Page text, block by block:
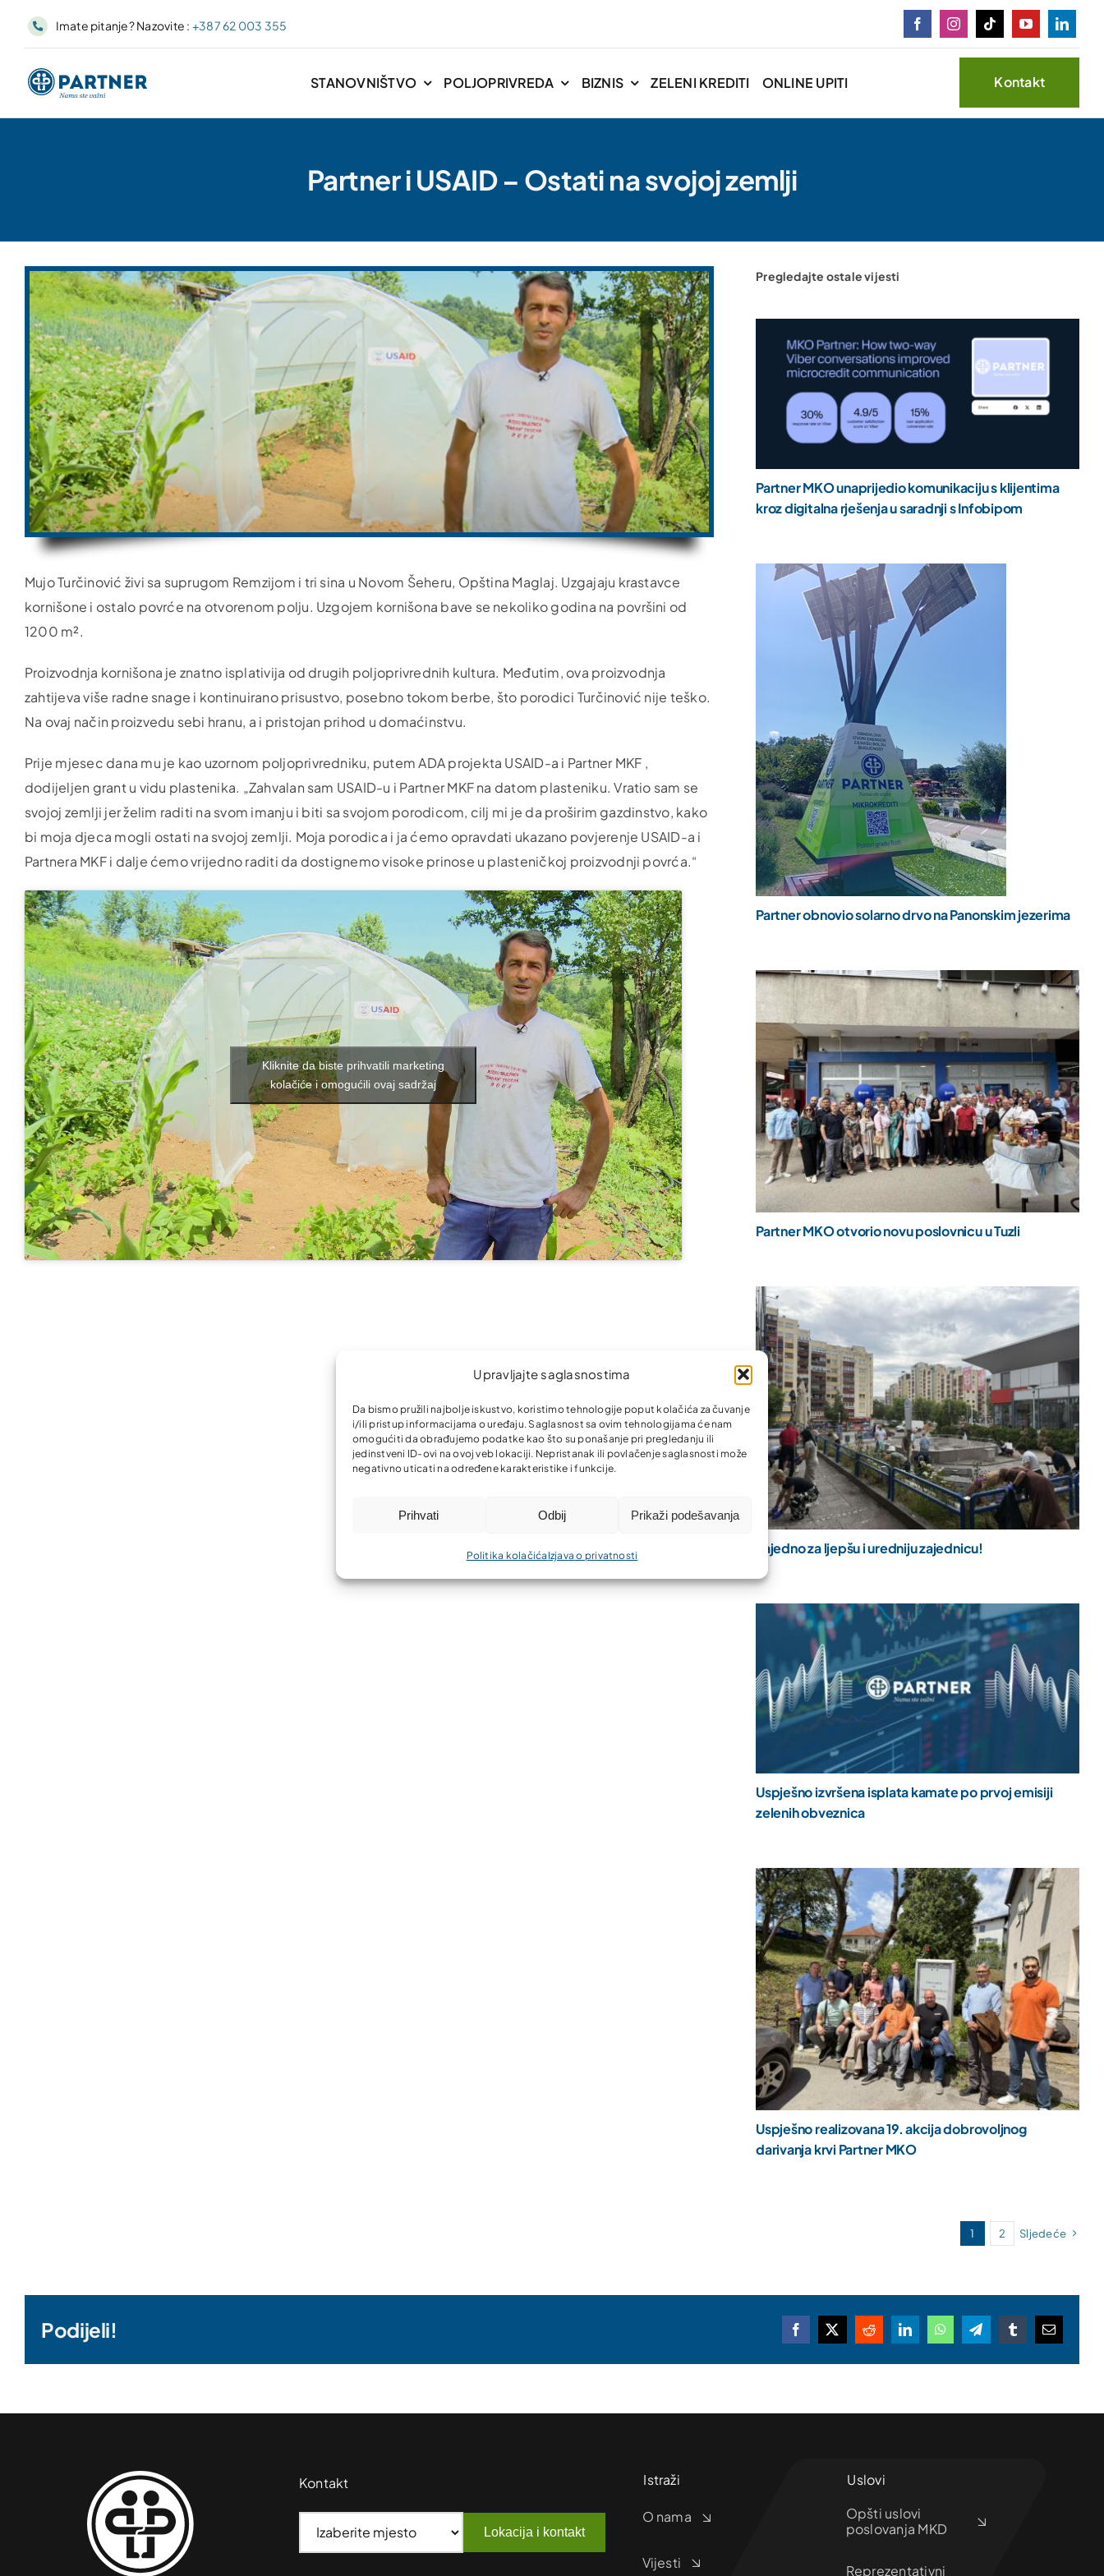
Upravljajte saglasnostima
Da bismo pružili najbolje iskustvo, koristimo tehnologije poput kolačića za čuvanje
i/ili pristup informacijama o uređaju. Saglasnost sa ovim tehnologijama će nam
omogućiti da obrađujemo podatke kao što su ponašanje pri pregledanju ili
jedinstveni ID-ovi na ovoj veb lokaciji. Nepristanak ili povlačenje saglasnosti može
negativno uticati na određene karakteristike i funkcije.
Prihvati Odbij Prikaži podešavanja
Politika kolačića Izjava o privatnosti
Imate pitanje? Nazovite : +387 62 003 355
STANOVNIŠTVO POLJOPRIVREDA BIZNIS ZELENI KREDITI ONLINE UPITI Kontakt
Partner i USAID – Ostati na svojoj zemlji
Mujo Turčinović živi sa suprugom Remzijom i tri sina u Novom Šeheru, Opština Maglaj. Uzgajaju krastavce
kornišone i ostalo povrće na otvorenom polju. Uzgojem kornišona bave se nekoliko godina na površini od
1200 m².
Proizvodnja kornišona je znatno isplativija od drugih poljoprivrednih kultura. Međutim, ova proizvodnja
zahtijeva više radne snage i kontinuirano prisustvo, posebno tokom berbe, što porodici Turčinović nije teško.
Na ovaj način proizvedu sebi hranu, a i pristojan prihod u domaćinstvu.
Prije mjesec dana mu je kao uzornom poljoprivredniku, putem ADA projekta USAID-a i Partner MKF ,
dodijeljen grant u vidu plastenika. „Zahvalan sam USAID-u i Partner MKF na datom plasteniku. Vratio sam se
svojoj zemlji jer želim raditi na svom imanju i biti sa svojom porodicom, cilj mi je da proširim gazdinstvo, kako
bi moja djeca mogli ostati na svojoj zemlji. Moja porodica i ja ćemo opravdati ukazano povjerenje USAID-a i
Partnera MKF i dalje ćemo vrijedno raditi da dostignemo visoke prinose u plasteničkoj proizvodnji povrća.“
Kliknite da biste prihvatili marketing
kolačiće i omogućili ovaj sadržaj
Pregledajte ostale vijesti
Partner MKO unaprijedio komunikaciju s klijentima
kroz digitalna rješenja u saradnji s Infobipom
Partner obnovio solarno drvo na Panonskim jezerima
Partner MKO otvorio novu poslovnicu u Tuzli
Zajedno za ljepšu i uredniju zajednicu!
Uspješno izvršena isplata kamate po prvoj emisiji
zelenih obveznica
Uspješno realizovana 19. akcija dobrovoljnog
darivanja krvi Partner MKO
1 2 Sljedeće
Podijeli! Facebook
X RedditLinkedInWhatsAppTelegramTumblrEmail
Kontakt
Lokacija i kontakt
Istraži
O nama
Vijesti
Uslovi
Opšti uslovi
poslovanja MKD
Reprezentativni